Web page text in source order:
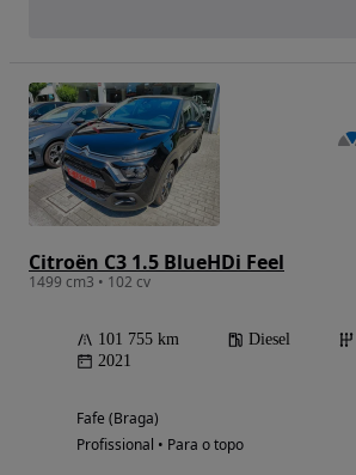
Citroën C3 1.5 BlueHDi Feel
1499 cm3 • 102 cv
101 755 km Diesel
2021
Fafe (Braga)
Profissional • Para o topo